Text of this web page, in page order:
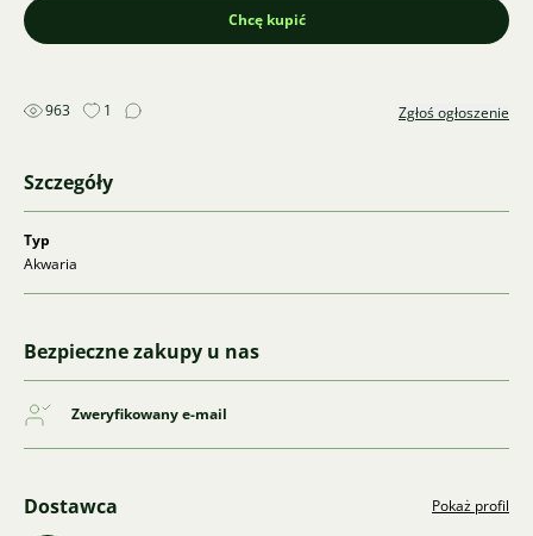
Chcę kupić
963 1 Zgłoś ogłoszenie
Szczegóły
Typ
Akwaria
Bezpieczne zakupy u nas
Zweryfikowany e-mail
Dostawca Pokaż profil